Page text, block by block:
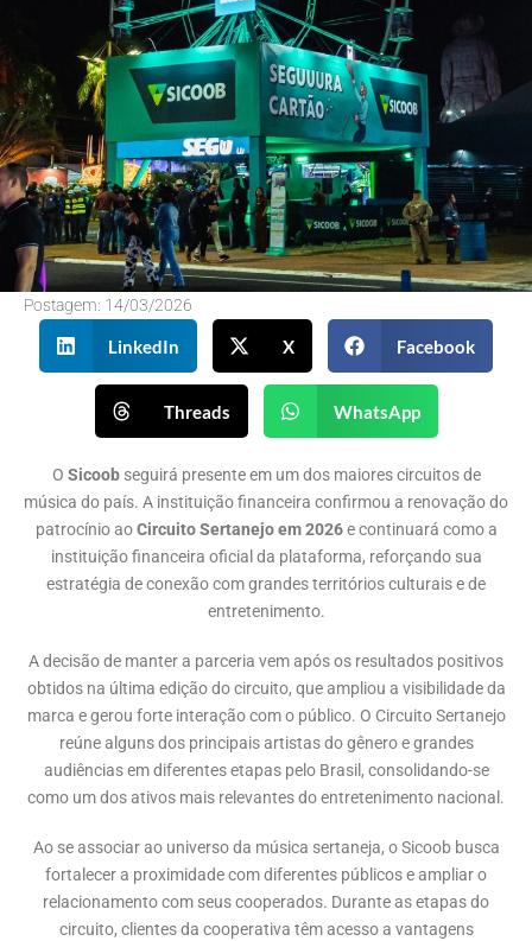
Postagem: 14/03/2026
LinkedIn X Facebook
Threads WhatsApp
O Sicoobseguirá presente em um dos maiores circuitos de
música do país. A instituição financeira confirmou a renovação do
patrocínio aoCircuito Sertanejo em 2026e continuará como a
instituição financeira oficial da plataforma, reforçando sua
estratégia de conexão com grandes territórios culturais e de
entretenimento.
A decisão de manter a parceria vem após os resultados positivos
obtidos na última edição do circuito, que ampliou a visibilidade da
marca e gerou forte interação com o público. O Circuito Sertanejo
reúne alguns dos principais artistas do gênero e grandes
audiências em diferentes etapas pelo Brasil, consolidando-se
como um dos ativos mais relevantes do entretenimento nacional.
Ao se associar ao universo da música sertaneja, o Sicoob busca
fortalecer a proximidade com diferentes públicos e ampliar o
relacionamento com seus cooperados. Durante as etapas do
circuito, clientes da cooperativa têm acesso a vantagens